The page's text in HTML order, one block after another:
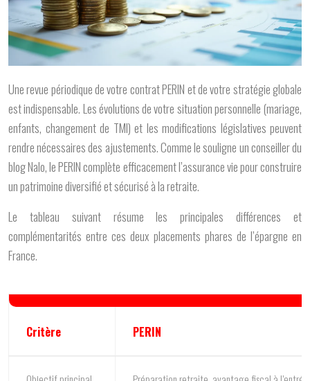
Une revue périodique de votre contrat PERIN et de votre stratégie globale
est indispensable. Les évolutions de votre situation personnelle (mariage,
enfants, changement de TMI) et les modifications législatives peuvent
rendre nécessaires des ajustements. Comme le souligne un conseiller du
blog Nalo, le PERIN complète efficacement l’assurance vie pour construire
un patrimoine diversifié et sécurisé à la retraite.
Le tableau suivant résume les principales différences et
complémentarités entre ces deux placements phares de l’épargne en
France.
Critère PERIN